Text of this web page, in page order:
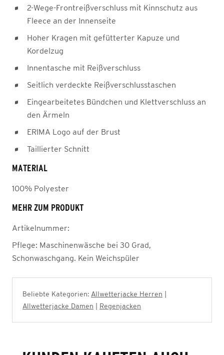
2-Wege-Frontreißverschluss mit Kinnschutz aus
Fleece an der Innenseite
Hoher Kragen mit gefütterter Kapuze und
Kordelzug
Innentasche mit Reißverschluss
Seitlich verdeckte Reißverschlusstaschen
Eingearbeitetes Bündchen und Klettverschluss an
den Ärmeln
ERIMA Logo auf der Brust
Taillierter Schnitt
MATERIAL
100% Polyester
MEHR ZUM PRODUKT
Artikelnummer:
Pflege: Maschinenwäsche bei 30 Grad,
Schonwaschgang. Kein Weichspüler
Beliebte Kategorien: Allwetterjacke Herren
Allwetterjacke Damen
Regenjacken